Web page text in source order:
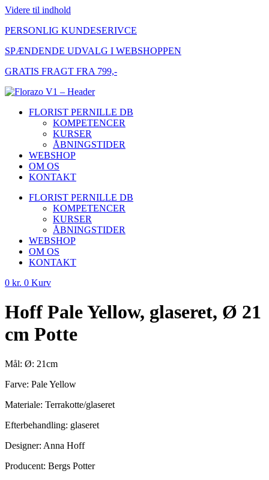
Videre til indhold
PERSONLIG KUNDESERIVCE
SPÆNDENDE UDVALG I WEBSHOPPEN
GRATIS FRAGT FRA 799,-
FLORIST PERNILLE DB
KOMPETENCER
KURSER
ÅBNINGSTIDER
WEBSHOP
OM OS
KONTAKT
FLORIST PERNILLE DB
KOMPETENCER
KURSER
ÅBNINGSTIDER
WEBSHOP
OM OS
KONTAKT
0 kr. 0 Kurv
Hoff Pale Yellow, glaseret, Ø 21
cm Potte
Mål: Ø: 21cm
Farve: Pale Yellow
Materiale: Terrakotte/glaseret
Efterbehandling: glaseret
Designer: Anna Hoff
Producent: Bergs Potter